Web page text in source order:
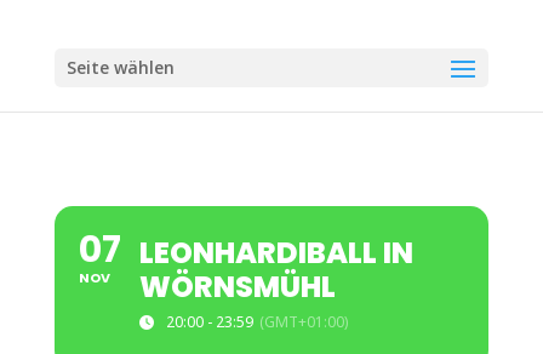
Seite wählen
07
NOV
LEONHARDIBALL IN
WÖRNSMÜHL
20:00 - 23:59 (GMT+01:00)